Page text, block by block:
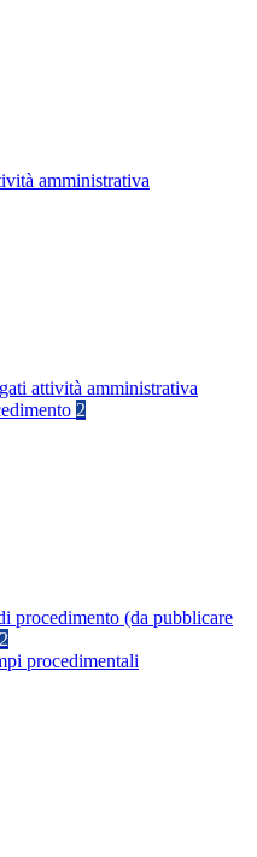
amministrativa
attività amministrativa
2
procedimento (da pubblicare
2
procedimentali